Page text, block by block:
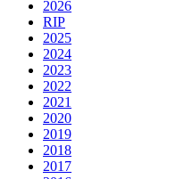
2026
RIP
2025
2024
2023
2022
2021
2020
2019
2018
2017